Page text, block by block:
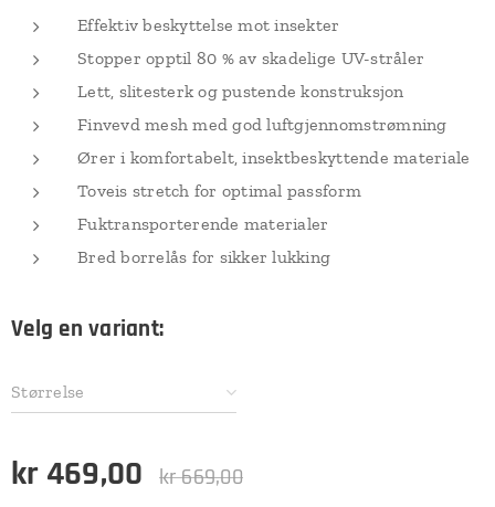
Effektiv beskyttelse mot insekter
Stopper opptil 80 % av skadelige UV-stråler
Lett, slitesterk og pustende konstruksjon
Finvevd mesh med god luftgjennomstrømning
Ører i komfortabelt, insektbeskyttende materiale
Toveis stretch for optimal passform
Fuktransporterende materialer
Bred borrelås for sikker lukking
Velg en variant:
Størrelse
kr 469,00 kr669,00